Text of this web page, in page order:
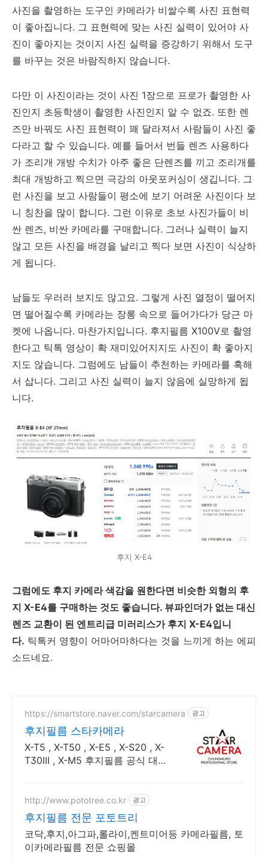
사진을 촬영하는 도구인 카메라가 비쌀수록 사진 표현력
이 좋아집니다. 그 표현력에 맞는 사진 실력이 있어야 사
진이 좋아지는 것이지 사진 실력을 증강하기 위해서 도구
를 바꾸는 것은 바람직하지 않습니다.
다만 이 사진이라는 것이 사진 1장으로 프로가 촬영한 사
진인지 초등학생이 촬영한 사진인지 알 수 없죠. 또한 렌
즈만 바꿔도 사진 표현력이 꽤 달라져서 사람들이 사진 좋
다라고 할 수 있습니다. 예를 들어서 번들 렌즈 사용하다
가 조리개 개방 수치가 아주 좋은 단렌즈를 끼고 조리개를
최대 개방하고 찍으면 극강의 아웃포커싱이 생깁니다. 그
런 사진을 보고 사람들이 평소에 보기 어려운 사진이다 보
니 칭찬을 많이 합니다. 그런 이유로 초보 사진가들이 비
싼 렌즈, 비싼 카메라를 구매합니다. 그러나 실력이 늘지
않고 모든 사진을 배경을 날리고 찍다 보면 사진이 식상하
게 됩니다.
남들도 우러러 보지도 않고요. 그렇게 사진 열정이 떨어지
면 떨어질수록 카메라는 장롱 속으로 들어가다가 당근 마
켓에 나옵니다. 마찬가지입니다. 후지필름 X100V로 촬영
한다고 틱톡 영상이 확 재미있어지지도 사진이 확 좋아지
지도 않습니다. 그럼에도 남들이 추천하는 카메라를 혹해
서 삽니다. 그리고 사진 실력이 늘지 않음에 실망하게 됩
니다.
후지 X-E4
그럼에도 후지 카메라 색감을 원한다면 비슷한 외형의 후
지 X-E4를 구매하는 것도 좋습니다. 뷰파인더가 없는 대신
렌즈 교환이 된 엔트리급 미러리스가 후지 X-E4입니
다. 틱톡커 영향이 어마어마하다는 것을 느끼게 하는 에피
소드네요.
https://smartstore.naver.com/starcamera 광고
후지필름 스타카메라
X-T5 , X-T50 , X-E5 , X-S20 , X-
T30III , X-M5 후지필름 공식 대리
http://www.pototree.co.kr 광고
후지필름 전문 포토트리
코닥,후지,아그파,롤라이,켄트미어등 카메라필름, 토
이카메라필름 전문 쇼핑몰